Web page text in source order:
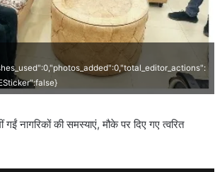
नागरिकों की समस्याएं, मौके पर दिए गए त्वरित